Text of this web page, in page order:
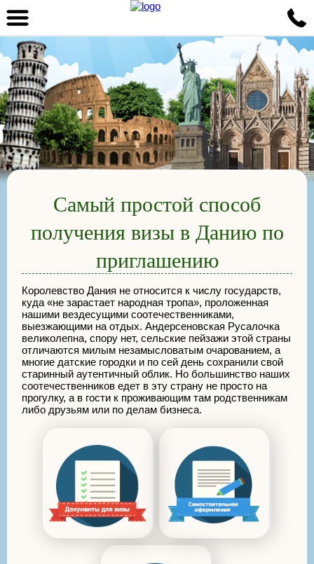
Самый простой способ
получения визы в Данию по
приглашению
Королевство Дания не относится к числу государств,
куда «не зарастает народная тропа», проложенная
нашими вездесущими соотечественниками,
выезжающими на отдых. Андерсеновская Русалочка
великолепна, спору нет, сельские пейзажи этой страны
отличаются милым незамысловатым очарованием, а
многие датские городки и по сей день сохранили свой
старинный аутентичный облик. Но большинство наших
соотечественников едет в эту страну не просто на
прогулку, а в гости к проживающим там родственникам
либо друзьям или по делам бизнеса.